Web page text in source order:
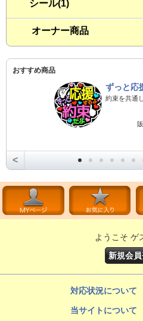
シール(1)
オーナー商品
おすすめ商品
ずっと応
約束を共通
<
ようこそ ゲ
新規会
対応状況について
当サイトについて